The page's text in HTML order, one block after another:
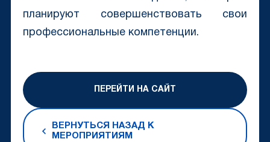
планируют совершенствовать свои
профессиональные компетенции.
ПЕРЕЙТИ НА САЙТ
ВЕРНУТЬСЯ НАЗАД К
МЕРОПРИЯТИЯМ